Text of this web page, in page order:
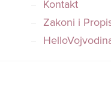
Kontakt
Zakoni i